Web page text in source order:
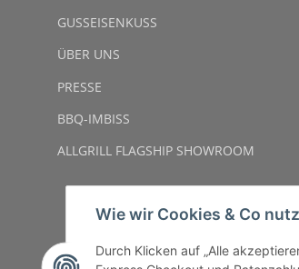
GUSSEISENKUSS
ÜBER UNS
PRESSE
BBQ-IMBISS
ALLGRILL FLAGSHIP SHOWROOM
Wie wir Cookies & Co
Durch Klicken auf „Alle